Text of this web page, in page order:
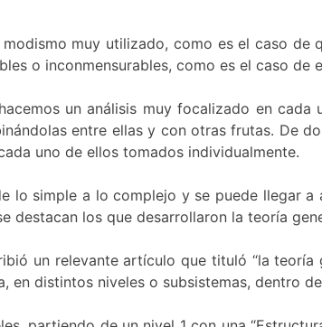
muy utilizado, como es el caso de
o inconmensurables, como es el caso
un análisis muy focalizado en
entre ellas y con otras frutas. De
uno de ellos tomados individualmente.
lo simple a lo complejo y se puede llegar
destacan los que desarrollaron la teoría
un relevante artículo que tituló “la
en distintos niveles o subsistemas, dentro